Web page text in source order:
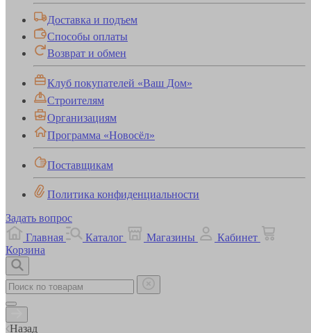
Доставка и подъем
Способы оплаты
Возврат и обмен
Клуб покупателей «Ваш Дом»
Строителям
Организациям
Программа «Новосёл»
Поставщикам
Политика конфиденциальности
Задать вопрос
Главная
Каталог Магазины
Кабинет
Корзина
Назад